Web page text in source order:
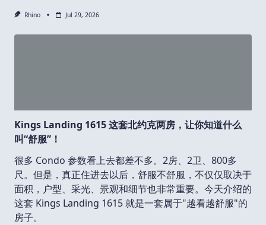
Rhino Jul 29, 2026
Kings Landing 1615 这套北约克两房，让你知道什么
叫“舒服”！
很多 Condo 参数看上去都差不多。2房、2卫、800多
尺。但是，真正住进去以后，舒服不舒服，不仅仅取决于
面积，户型、采光、景观和细节也非常重要。今天介绍的
这套 Kings Landing 1615 就是一套属于"越看越舒服"的
房子。